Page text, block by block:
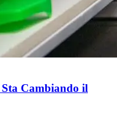
Cambiando il